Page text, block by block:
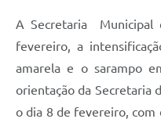
A Secretaria Municipal
fevereiro, a
amarela e o sarampo
orientação da Secretaria
o dia 8 de fevereiro, com